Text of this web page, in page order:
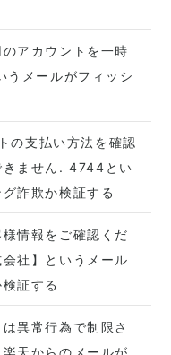
のアカウントを一時
うメールがフィッシ
の支払い方法を確認
きません. 4744とい
詐欺か検証する
様情報をご確認くだ
社】というメール
証する
異常行為で制限さ
天からのメールが